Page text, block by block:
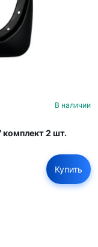
В наличии
2 шт.
Купить